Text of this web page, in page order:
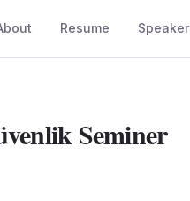
Resume Speaker
Seminer